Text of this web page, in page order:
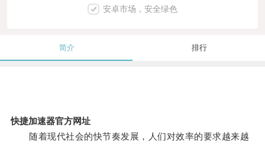
安卓市场，安全绿色
简介 排行
快捷加速器官方网址
随着现代社会的快节奏发展，人们对效率的要求越来越